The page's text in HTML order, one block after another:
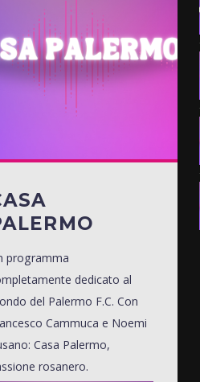
programma
dedicato al
del Palermo F.C. Con
Cammuca e Noemi
Casa Palermo,
rosanero.